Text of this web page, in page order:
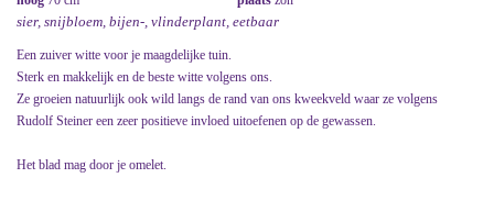
sier, snijbloem, bijen-, vlinderplant, eetbaar
Een zuiver witte voor je maagdelijke tuin.
Sterk en makkelijk en de beste witte volgens ons.
Ze groeien natuurlijk ook wild langs de rand van ons kweekveld waar ze volgens
Rudolf Steiner een zeer positieve invloed uitoefenen op de gewassen.
Het blad mag door je omelet.